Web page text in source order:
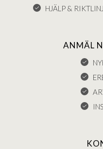
HJÄLP &
ANMÄL